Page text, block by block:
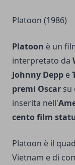
Platoon (1986)
Platoon è un
interpretato da
Johnny Depp e
premi Oscar su
inserita nell'
cento film
Platoon è il
Vietnam e di